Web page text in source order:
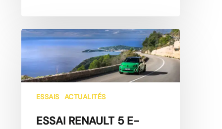
ESSAI
RENAULT
E-
TECH
COURANT
PASSE
ESSAIS ACTUALITÉS
ESSAI RENAULT 5 E-